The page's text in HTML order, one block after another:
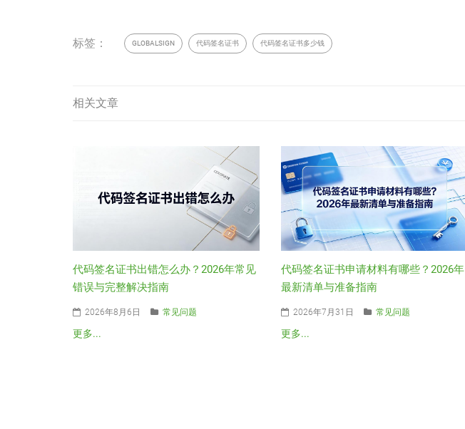
标签： GLOBALSIGN 代码签名证书 代码签名证书多少钱
相关文章
代码签名证书出错怎么办？2026年常见
错误与完整解决指南
2026年8月6日 常见问题
更多...
代码签名证书申请材料有哪些？2026年
最新清单与准备指南
2026年7月31日 常见问题
更多...